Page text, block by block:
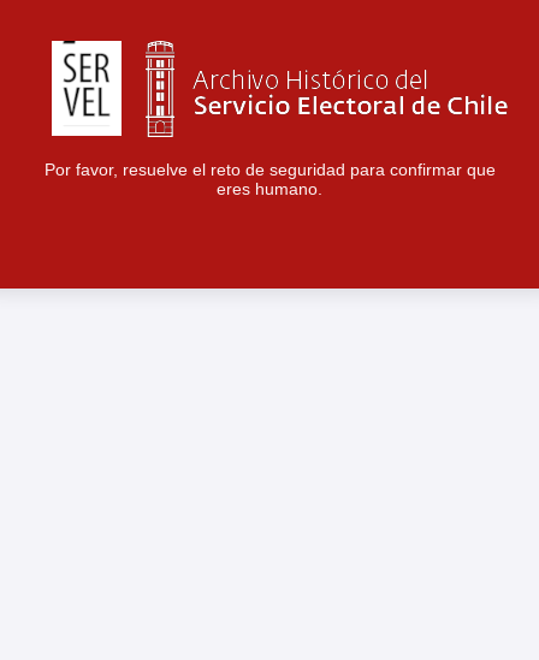
Por favor, resuelve el reto de seguridad para confirmar que
eres humano.